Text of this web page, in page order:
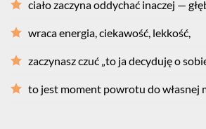
ciało zaczyna oddychać inaczej —
wraca energia, ciekawość, lekkość,
zaczynasz czuć „to ja decyduję o
to jest moment powrotu do własnej